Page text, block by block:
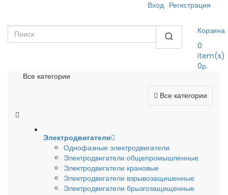
Вход Регистрация
Корзина
0
item(s)
0р.
Все категории
Все категории
Электродвигатели
Однофазные электродвигатели
Электродвигатели общепромышленные
Электродвигатели крановые
Электродвигатели взрывозащишенные
Электродвигатели брызгозащищенные